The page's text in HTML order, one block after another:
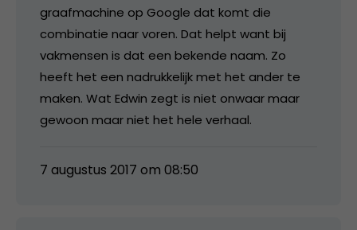
graafmachine op Google dat komt die
combinatie naar voren. Dat helpt want bij
vakmensen is dat een bekende naam. Zo
heeft het een nadrukkelijk met het ander te
maken. Wat Edwin zegt is niet onwaar maar
gewoon maar niet het hele verhaal.
7 augustus 2017 om 08:50